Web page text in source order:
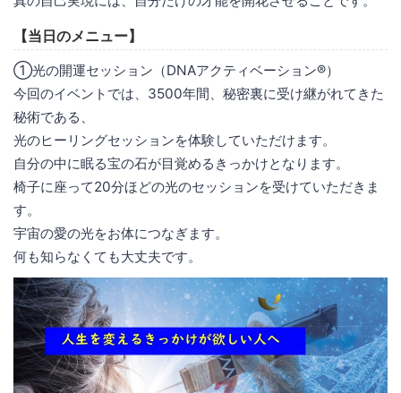
【当日のメニュー】
①光の開運セッション（DNAアクティベーション®）
今回のイベントでは、3500年間、秘密裏に受け継がれてきた
秘術である、
光のヒーリングセッションを体験していただけます。
自分の中に眠る宝の石が目覚めるきっかけとなります。
椅子に座って20分ほどの光のセッションを受けていただきま
す。
宇宙の愛の光をお体につなぎます。
何も知らなくても大丈夫です。